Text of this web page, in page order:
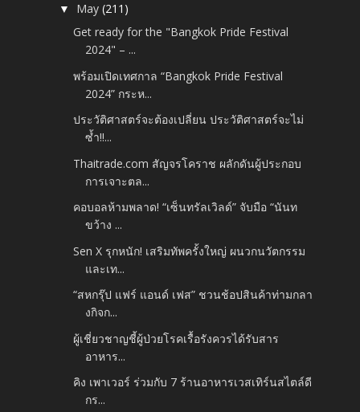
▼ May(211)
Get ready for the "Bangkok Pride Festival
2024" – ...
พร้อมเปิดเทศกาล “Bangkok Pride Festival
2024” กระห...
ประวัติศาสตร์จะต้องเปลี่ยน ประวัติศาสตร์จะไม่
ซ้ำ!!...
Thaitrade.com สัญจรโคราช ผลักดันผู้ประกอบ
การเจาะตล...
คอบอลห้ามพลาด! “เซ็นทรัลเวิลด์” จับมือ “นันท
ขว้าง ...
Sen X รุกหนัก! เสริมทัพครั้งใหญ่ ผนวกนวัตกรรม
และเท...
“สหกรุ๊ป แฟร์ แอนด์ เฟส” ชวนช้อปสินค้าท่ามกลา
งกิจก...
ผู้เชี่ยวชาญชี้ผู้ป่วยโรคเรื้อรังควรได้รับสาร
อาหาร...
คิง เพาเวอร์ ร่วมกับ 7 ร้านอาหารเวสเทิร์นสไตล์ดี
กร...